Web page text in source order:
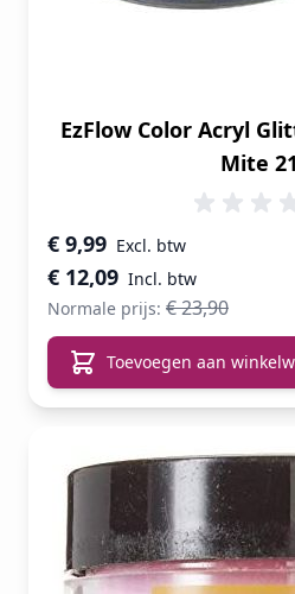
EzFlow Color Acryl
Mite
Speciale prijs
€ 12,09
€ 9,99
Normale prijs: € 23,90
Toevoegen aan